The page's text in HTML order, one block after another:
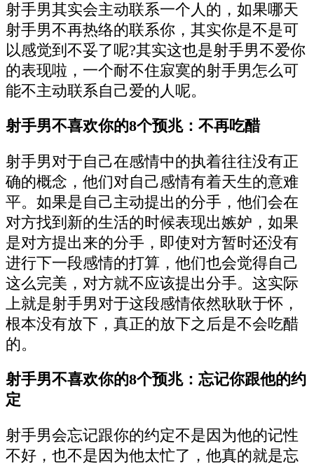
射手男其实会主动联系一个人的，如果哪天
射手男不再热络的联系你，其实你是不是可
以感觉到不妥了呢?其实这也是射手男不爱你
的表现啦，一个耐不住寂寞的射手男怎么可
能不主动联系自己爱的人呢。
射手男不喜欢你的8个预兆：不再吃醋
射手男对于自己在感情中的执着往往没有正
确的概念，他们对自己感情有着天生的意难
平。如果是自己主动提出的分手，他们会在
对方找到新的生活的时候表现出嫉妒，如果
是对方提出来的分手，即使对方暂时还没有
进行下一段感情的打算，他们也会觉得自己
这么完美，对方就不应该提出分手。这实际
上就是射手男对于这段感情依然耿耿于怀，
根本没有放下，真正的放下之后是不会吃醋
的。
射手男不喜欢你的8个预兆：忘记你跟他的约
定
射手男会忘记跟你的约定不是因为他的记性
不好，也不是因为他太忙了，他真的就是忘